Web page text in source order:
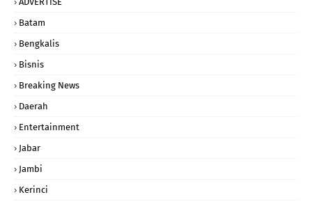
Batam
Bengkalis
Bisnis
Breaking News
Daerah
Entertainment
Jabar
Jambi
Kerinci